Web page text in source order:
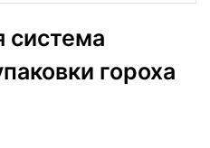
система
гороха